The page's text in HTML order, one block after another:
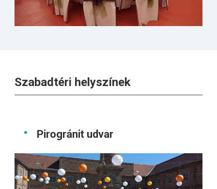
Szabadtéri helyszínek
Pirogránit udvar